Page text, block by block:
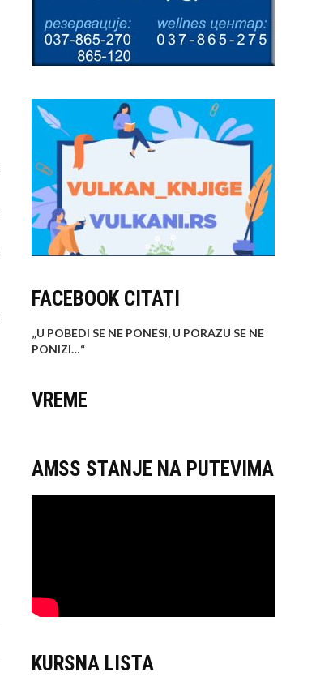
FACEBOOK CITATI
„U POBEDI SE NE PONESI, U PORAZU SE NE
PONIZI…“
VREME
AMSS STANJE NA PUTEVIMA
KURSNA LISTA